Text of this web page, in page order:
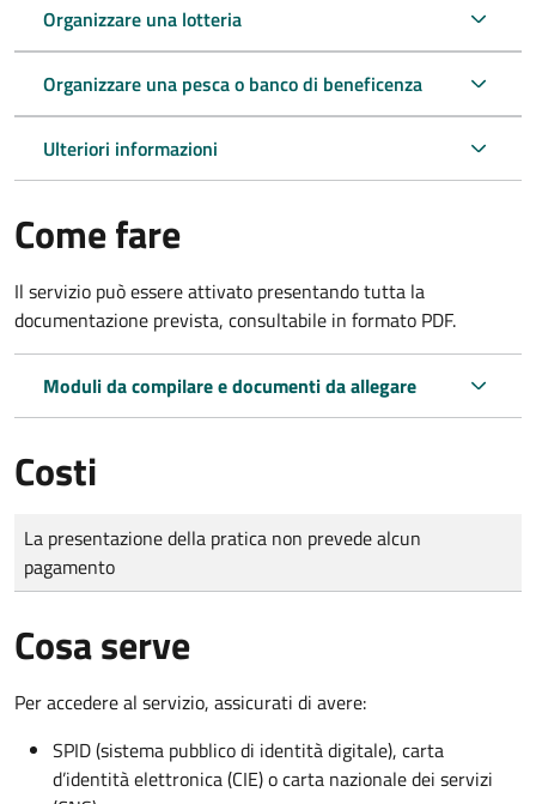
Organizzare una lotteria
Organizzare una pesca o banco di beneficenza
Ulteriori informazioni
Come fare
Il servizio può essere attivato presentando tutta la
documentazione prevista, consultabile in formato PDF.
Moduli da compilare e documenti da allegare
Costi
Tipo di pagamento
Importo
La presentazione della pratica non prevede alcun
pagamento
Cosa serve
Per accedere al servizio, assicurati di avere:
SPID (sistema pubblico di identità digitale), carta
d’identità elettronica (CIE) o carta nazionale dei servizi